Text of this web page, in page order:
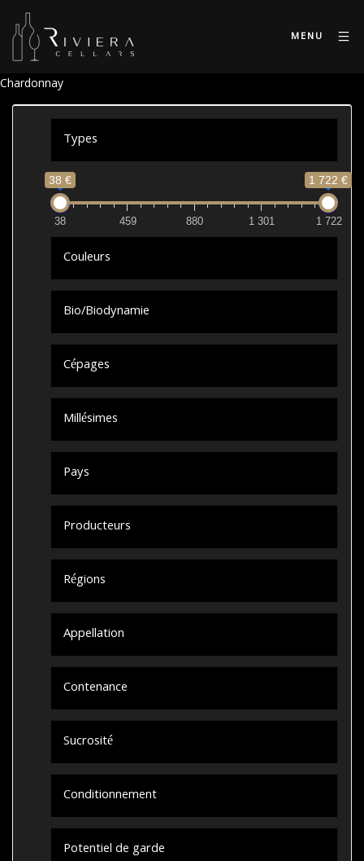
MENU
Chardonnay
Types
38 € 1 722 €
38 459 880 1 301 1 722
Couleurs
Bio/Biodynamie
Cépages
Millésimes
Pays
Producteurs
Régions
Appellation
Contenance
Sucrosité
Conditionnement
Potentiel de garde